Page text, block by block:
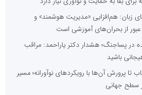
زبان: هم‌افزایی «مدیریت هوشمند» و
عبور از بحران‌های آموزشی است
در پساجنگ؛ هشدار دکتر یاراحمد: مراقب
باشید
تا پرورش آن‌ها با رویکردهای نوآورانه؛ مسیر
سطح جهانی